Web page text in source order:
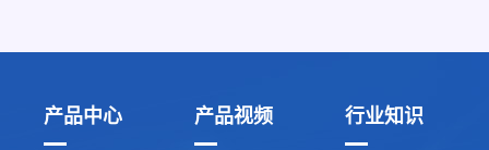
产品中心 产品视频 行业知识